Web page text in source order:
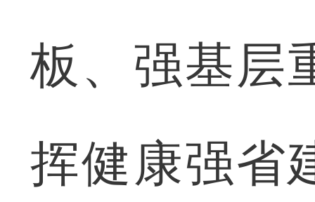
板、强基层
挥健康强省